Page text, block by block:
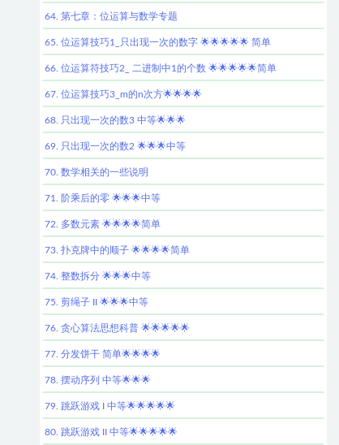
64. 第七章：位运算与数学专题
65. 位运算技巧1_只出现一次的数字 🌟🌟🌟🌟🌟 简单
66. 位运算符技巧2_ 二进制中1的个数 🌟🌟🌟🌟🌟简单
67. 位运算技巧3_m的n次方🌟🌟🌟🌟
68. 只出现一次的数3 中等🌟🌟🌟
69. 只出现一次的数2 🌟🌟🌟中等
70. 数学相关的一些说明
71. 阶乘后的零 🌟🌟🌟中等
72. 多数元素 🌟🌟🌟🌟简单
73. 扑克牌中的顺子 🌟🌟🌟🌟简单
74. 整数拆分 🌟🌟🌟中等
75. 剪绳子 II 🌟🌟🌟中等
76. 贪心算法思想科普 🌟🌟🌟🌟🌟
77. 分发饼干 简单🌟🌟🌟🌟
78. 摆动序列 中等🌟🌟🌟
79. 跳跃游戏 I 中等🌟🌟🌟🌟🌟
80. 跳跃游戏 II 中等🌟🌟🌟🌟🌟